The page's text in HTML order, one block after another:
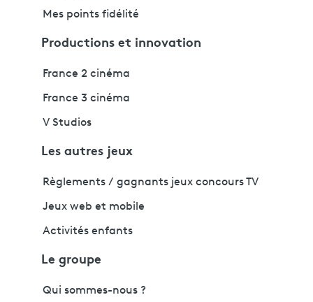
Mes points fidélité
Productions et innovation
France 2 cinéma
France 3 cinéma
V Studios
Les autres jeux
Règlements / gagnants jeux concours TV
Jeux web et mobile
Activités enfants
Le groupe
Qui sommes-nous ?